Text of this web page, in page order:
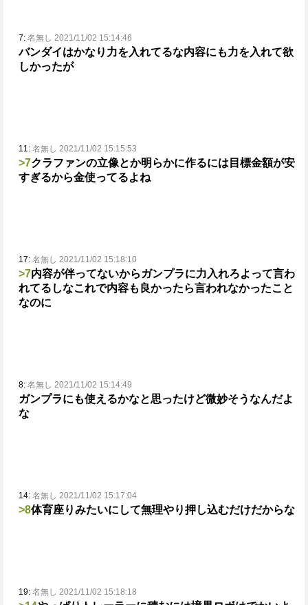
7: 名無し 2021/11/02 15:14:46
バンダイはかなり力を入れてるな内容にも力を入れて欲
しかったが
11: 名無し 2021/11/02 15:15:53
>7クラファンの立像とか明らかに作るには目標金額が安
すぎるから金使ってるよね
17: 名無し 2021/11/02 15:18:10
>7内容が伴ってないからガンプラに力入れろよって言わ
れてるしなこれで内容も良かったら言われなかったこと
なのに
8: 名無し 2021/11/02 15:14:49
ガンプラにも使えるかなと思ったけど微妙そうなんだよ
な
14: 名無し 2021/11/02 15:17:04
>8体育座りみたいにして無理やり押し込むだけだからな
19: 名無し 2021/11/02 15:18:18